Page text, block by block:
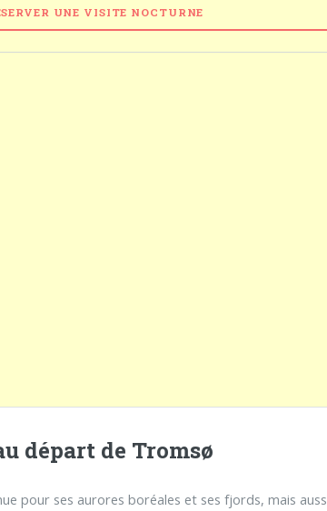
UNE VISITE NOCTURNE
départ de Tromsø
pour ses aurores boréales et ses fjords, mais